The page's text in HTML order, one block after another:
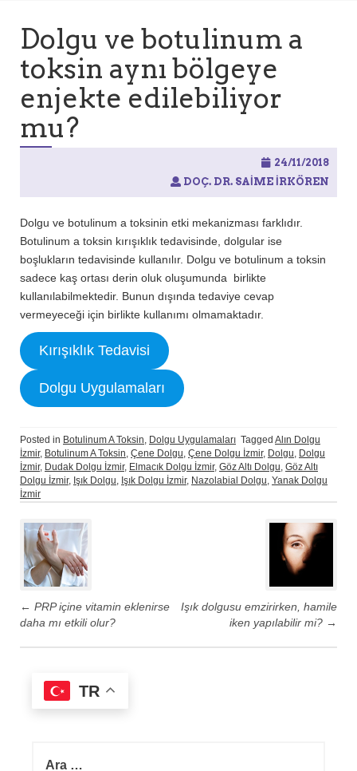
Dolgu ve botulinum a
toksin aynı bölgeye
enjekte edilebiliyor
mu?
24/11/2018
DOÇ. DR. SAIME İRKÖREN
Dolgu ve botulinum a toksinin etki mekanizması farklıdır.
Botulinum a toksin kırışıklık tedavisinde, dolgular ise
boşlukların tedavisinde kullanılır. Dolgu ve botulinum a toksin
sadece kaş ortası derin oluk oluşumunda birlikte
kullanılabilmektedir. Bunun dışında tedaviye cevap
vermeyeceği için birlikte kullanımı olmamaktadır.
Kırışıklık Tedavisi
Dolgu Uygulamaları
Posted in Botulinum A Toksin, Dolgu Uygulamaları Tagged Alın Dolgu
İzmir, Botulinum A Toksin, Çene Dolgu, Çene Dolgu İzmir, Dolgu, Dolgu
İzmir, Dudak Dolgu İzmir, Elmacık Dolgu İzmir, Göz Altı Dolgu, Göz Altı
Dolgu İzmir, Işık Dolgu, Işık Dolgu İzmir, Nazolabial Dolgu, Yanak Dolgu
İzmir
P
o
s
t
n
a
v
← PRP içine vitamin eklenirse
daha mı etkili olur?
Işık dolgusu emzirirken, hamile
iken yapılabilir mi? →
TR